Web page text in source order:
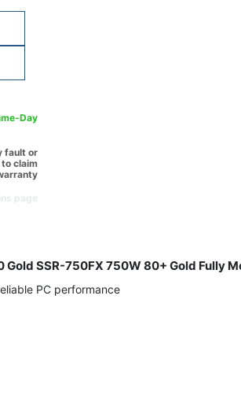
Day
fault or
claim
Gold SSR-750FX 750W 80+ Gold Fully
PC performance.